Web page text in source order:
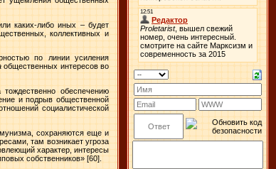
каких-либо иных – будет
коллективных и
по линии усиления
общественных интересов во
обеспечению
и подрыв общественной
социалистической
сохраняются еще и
там возникает угроза
характер, интересы
собственников» [60].